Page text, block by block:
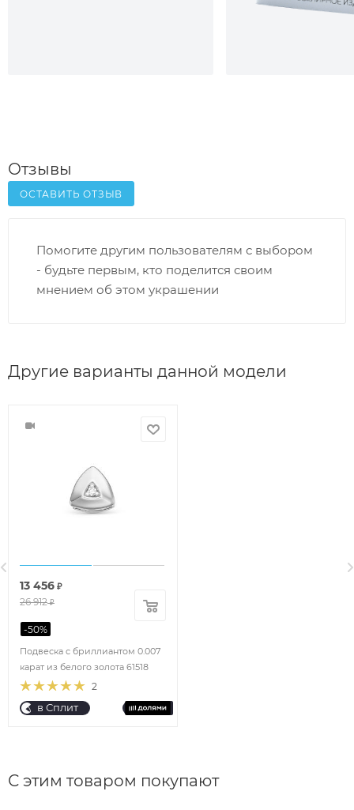
Отзывы
ОСТАВИТЬ ОТЗЫВ
Помогите другим пользователям с выбором
- будьте первым, кто поделится своим
мнением об этом украшении
Другие варианты данной модели
2
Подвеска с бриллиантом 0.007
карат из белого золота 61518
13 456 ₽
26 912₽
-50%
в Сплит
С этим товаром покупают